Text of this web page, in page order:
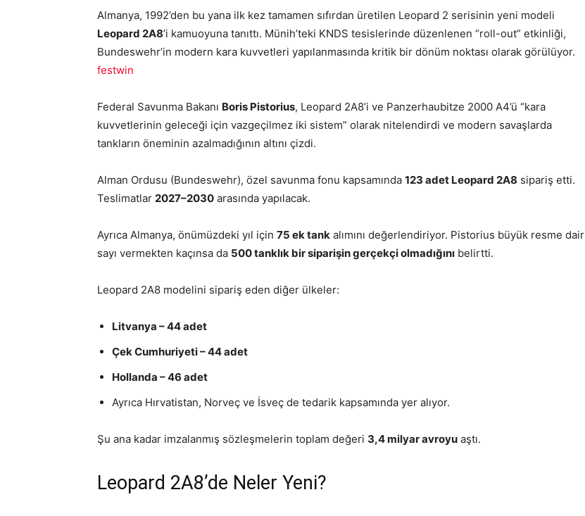
Almanya, 1992’den bu yana ilk kez tamamen sıfırdan üretilen Leopard 2 serisinin yeni modeli
Leopard 2A8’i kamuoyuna tanıttı. Münih’teki KNDS tesislerinde düzenlenen “roll-out” etkinliği,
Bundeswehr’in modern kara kuvvetleri yapılanmasında kritik bir dönüm noktası olarak görülüyor.
festwin
Federal Savunma Bakanı Boris Pistorius, Leopard 2A8’i ve Panzerhaubitze 2000 A4’ü “kara
kuvvetlerinin geleceği için vazgeçilmez iki sistem” olarak nitelendirdi ve modern savaşlarda
tankların öneminin azalmadığının altını çizdi.
Alman Ordusu (Bundeswehr), özel savunma fonu kapsamında 123 adet Leopard 2A8 sipariş etti.
Teslimatlar 2027–2030 arasında yapılacak.
Ayrıca Almanya, önümüzdeki yıl için 75 ek tank alımını değerlendiriyor. Pistorius büyük resme dair
sayı vermekten kaçınsa da 500 tanklık bir siparişin gerçekçi olmadığını belirtti.
Leopard 2A8 modelini sipariş eden diğer ülkeler:
Litvanya – 44 adet
Çek Cumhuriyeti – 44 adet
Hollanda – 46 adet
Ayrıca Hırvatistan, Norveç ve İsveç de tedarik kapsamında yer alıyor.
Şu ana kadar imzalanmış sözleşmelerin toplam değeri 3,4 milyar avroyu aştı.
Leopard 2A8’de Neler Yeni?